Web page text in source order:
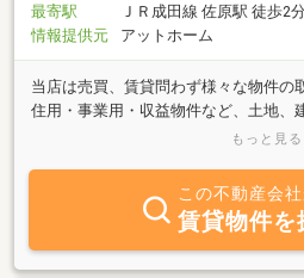
最寄駅
ＪＲ成田線 佐原駅 徒歩2分
情報提供元
アットホーム
当店は売買、賃貸問わず様々な物件の
住用・事業用・収益物件など、土地、
舗、事務所などご対応可能です。相続
ん、周辺の市町村の物件もお取り扱い
にお問い合わせ下さい。
もっと見る
この不動産会
賃貸物件を